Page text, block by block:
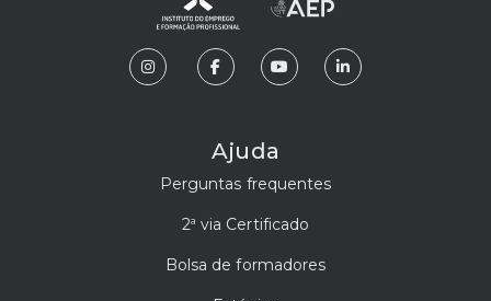
Ajuda
Perguntas frequentes
2ª via Certificado
Bolsa de formadores